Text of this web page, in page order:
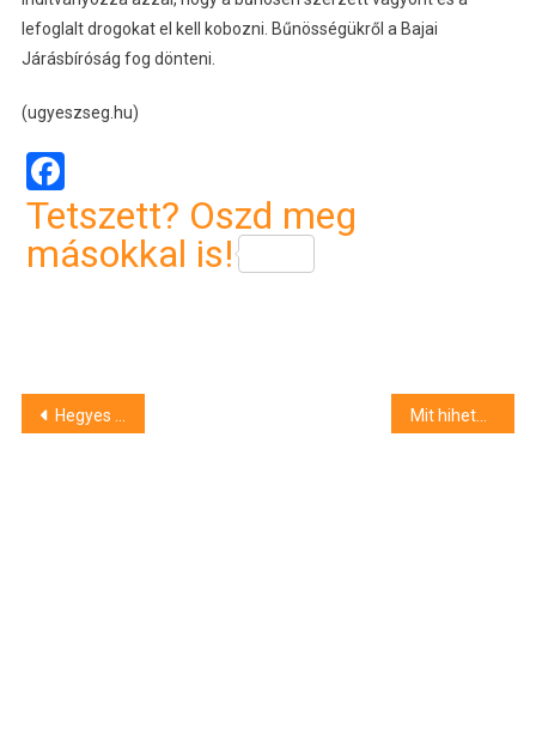
lefoglalt drogokat el kell kobozni. Bűnösségükről a Bajai
Járásbíróság fog dönteni.
(ugyeszseg.hu)
Facebook
Tetszett? Oszd meg
másokkal is!
Bejegyzés
Hegyes végű bottal támadt a szociális ügyintézőre egy férfi egy somogyi községi hivatalban, vádat emeltek ellene